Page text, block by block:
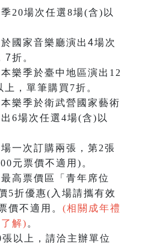
季20場次任選8場(含)以
於國家音樂廳演出4場次
折。
本樂季於臺中地區演出12
，單筆購買7折。
本樂季於衛武營國家藝術
6場次任選4場(含)以
場一次訂購兩張，第2張
元票價不適用)。
高票價區「青年席位
5折優惠(入場請攜有效
價不適用。 (相關成年禮
解) 。
以上，請洽主辦單位